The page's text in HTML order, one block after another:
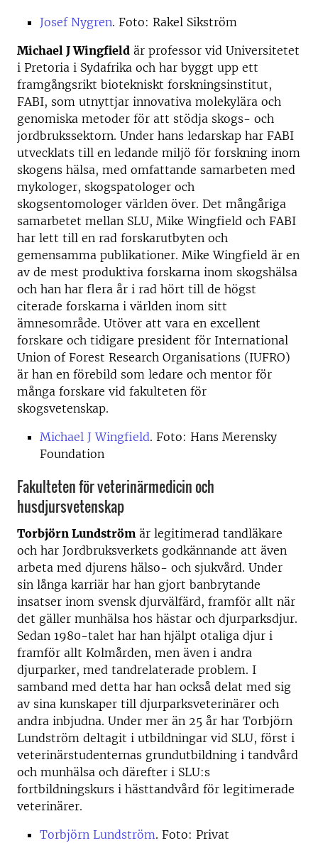
Josef Nygren. Foto: Rakel Sikström
Michael J Wingfield är professor vid Universitetet
i Pretoria i Sydafrika och har byggt upp ett
framgångsrikt biotekniskt forskningsinstitut,
FABI, som utnyttjar innovativa molekylära och
genomiska metoder för att stödja skogs- och
jordbrukssektorn. Under hans ledarskap har FABI
utvecklats till en ledande miljö för forskning inom
skogens hälsa, med omfattande samarbeten med
mykologer, skogspatologer och
skogsentomologer världen över. Det mångåriga
samarbetet mellan SLU, Mike Wingfield och FABI
har lett till en rad forskarutbyten och
gemensamma publikationer. Mike Wingfield är en
av de mest produktiva forskarna inom skogshälsa
och han har flera år i rad hört till de högst
citerade forskarna i världen inom sitt
ämnesområde. Utöver att vara en excellent
forskare och tidigare president för International
Union of Forest Research Organisations (IUFRO)
är han en förebild som ledare och mentor för
många forskare vid fakulteten för
skogsvetenskap.
Michael J Wingfield. Foto: Hans Merensky
Foundation
Fakulteten för veterinärmedicin och
husdjursvetenskap
Torbjörn Lundström är legitimerad tandläkare
och har Jordbruksverkets godkännande att även
arbeta med djurens hälso- och sjukvård. Under
sin långa karriär har han gjort banbrytande
insatser inom svensk djurvälfärd, framför allt när
det gäller munhälsa hos hästar och djurparksdjur.
Sedan 1980-talet har han hjälpt otaliga djur i
framför allt Kolmården, men även i andra
djurparker, med tandrelaterade problem. I
samband med detta har han också delat med sig
av sina kunskaper till djurparksveterinärer och
andra inbjudna. Under mer än 25 år har Torbjörn
Lundström deltagit i utbildningar vid SLU, först i
veterinärstudenternas grundutbildning i tandvård
och munhälsa och därefter i SLU:s
fortbildningskurs i hästtandvård för legitimerade
veterinärer.
Torbjörn Lundström. Foto: Privat